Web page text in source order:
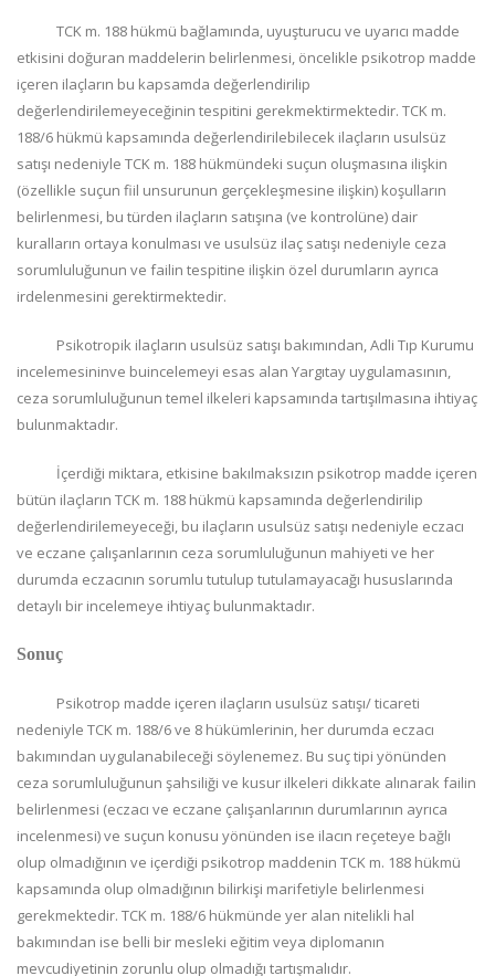
TCK m. 188 hükmü bağlamında, uyuşturucu ve uyarıcı madde
etkisini doğuran maddelerin belirlenmesi, öncelikle psikotrop madde
içeren ilaçların bu kapsamda değerlendirilip
değerlendirilemeyeceğinin tespitini gerekmektirmektedir. TCK m.
188/6 hükmü kapsamında değerlendirilebilecek ilaçların usulsüz
satışı nedeniyle TCK m. 188 hükmündeki suçun oluşmasına ilişkin
(özellikle suçun fiil unsurunun gerçekleşmesine ilişkin) koşulların
belirlenmesi, bu türden ilaçların satışına (ve kontrolüne) dair
kuralların ortaya konulması ve usulsüz ilaç satışı nedeniyle ceza
sorumluluğunun ve failin tespitine ilişkin özel durumların ayrıca
irdelenmesini gerektirmektedir.
Psikotropik ilaçların usulsüz satışı bakımından, Adli Tıp Kurumu
incelemesininve buincelemeyi esas alan Yargıtay uygulamasının,
ceza sorumluluğunun temel ilkeleri kapsamında tartışılmasına ihtiyaç
bulunmaktadır.
İçerdiği miktara, etkisine bakılmaksızın psikotrop madde içeren
bütün ilaçların TCK m. 188 hükmü kapsamında değerlendirilip
değerlendirilemeyeceği, bu ilaçların usulsüz satışı nedeniyle eczacı
ve eczane çalışanlarının ceza sorumluluğunun mahiyeti ve her
durumda eczacının sorumlu tutulup tutulamayacağı hususlarında
detaylı bir incelemeye ihtiyaç bulunmaktadır.
Sonuç
Psikotrop madde içeren ilaçların usulsüz satışı/ ticareti
nedeniyle TCK m. 188/6 ve 8 hükümlerinin, her durumda eczacı
bakımından uygulanabileceği söylenemez. Bu suç tipi yönünden
ceza sorumluluğunun şahsiliği ve kusur ilkeleri dikkate alınarak failin
belirlenmesi (eczacı ve eczane çalışanlarının durumlarının ayrıca
incelenmesi) ve suçun konusu yönünden ise ilacın reçeteye bağlı
olup olmadığının ve içerdiği psikotrop maddenin TCK m. 188 hükmü
kapsamında olup olmadığının bilirkişi marifetiyle belirlenmesi
gerekmektedir. TCK m. 188/6 hükmünde yer alan nitelikli hal
bakımından ise belli bir mesleki eğitim veya diplomanın
mevcudiyetinin zorunlu olup olmadığı tartışmalıdır.